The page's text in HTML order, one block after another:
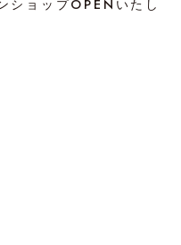
ショップOPENいたし